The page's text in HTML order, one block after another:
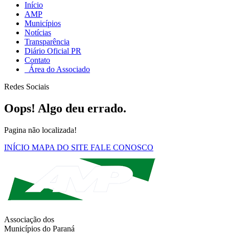
Início
AMP
Municípios
Notícias
Transparência
Diário Oficial PR
Contato
Área do Associado
Redes Sociais
Oops! Algo deu errado.
Pagina não localizada!
INÍCIO MAPA DO SITE FALE CONOSCO
Associação dos
Municípios do Paraná